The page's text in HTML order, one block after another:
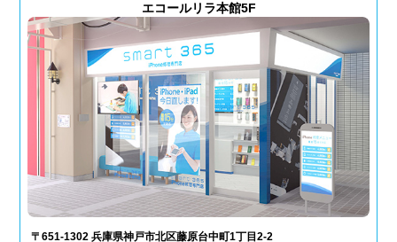
エコールリラ本館5F
〒651-1302 兵庫県神戸市北区藤原台中町1丁目2-2